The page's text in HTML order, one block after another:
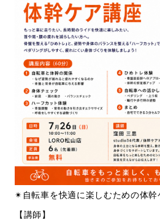
✴︎自転車を快適に楽しむための体幹
【講師】